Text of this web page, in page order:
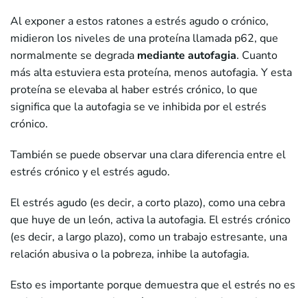
Al exponer a estos ratones a estrés agudo o crónico,
midieron los niveles de una proteína llamada p62, que
normalmente se degrada mediante autofagia. Cuanto
más alta estuviera esta proteína, menos autofagia. Y esta
proteína se elevaba al haber estrés crónico, lo que
significa que la autofagia se ve inhibida por el estrés
crónico.
También se puede observar una clara diferencia entre el
estrés crónico y el estrés agudo.
El estrés agudo (es decir, a corto plazo), como una cebra
que huye de un león, activa la autofagia. El estrés crónico
(es decir, a largo plazo), como un trabajo estresante, una
relación abusiva o la pobreza, inhibe la autofagia.
Esto es importante porque demuestra que el estrés no es